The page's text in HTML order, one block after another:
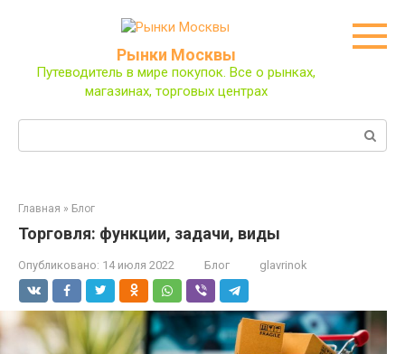
Рынки Москвы
Путеводитель в мире покупок. Все о рынках,
магазинах, торговых центрах
Главная » Блог
Торговля: функции, задачи, виды
Опубликовано: 14 июля 2022 Блог glavrinok